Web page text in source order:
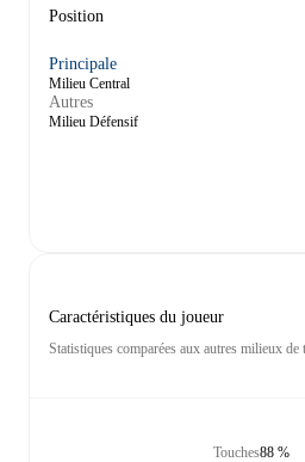
Position
Principale
Milieu Central
Autres
Milieu Défensif
Caractéristiques du joueur
Statistiques comparées aux autres milieux de
Touches88 %